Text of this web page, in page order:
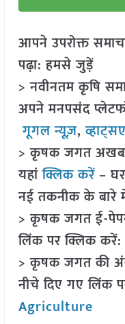
आपने उपरोक्त
पढ़ा: हमसे जुड़ें
> नवीनतम कृषि
अपने मनपसंद
गूगल न्यूज़,
> कृषक जगत
यहांक्लिक करें–
नई तकनीक के बारे
> कृषक जगत ई-
लिंक पर क्लिक करें:
> कृषक जगत की
नीचे दिए गए लिंक
Agriculture